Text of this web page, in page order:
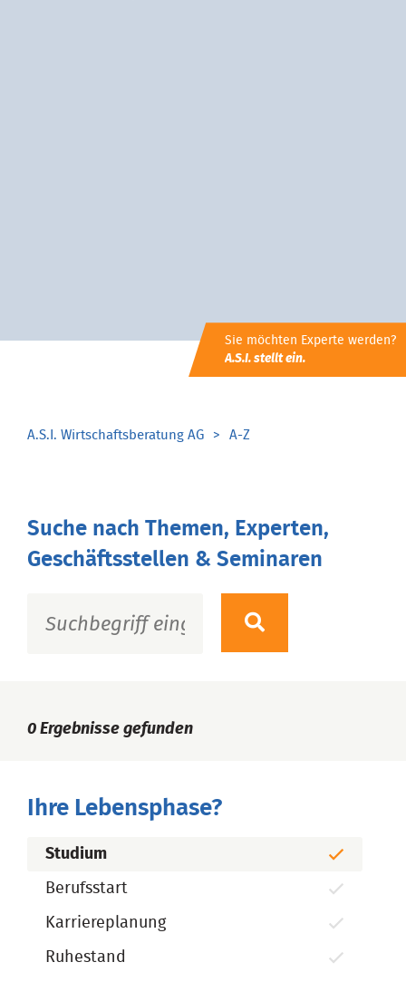
Sie möchten Experte werden?
A.S.I. stellt ein.
A.S.I. Wirtschaftsberatung AG A-Z
Suche nach Themen, Experten,
Geschäftsstellen & Seminaren
0 Ergebnisse gefunden
Ihre Lebensphase?
Studium
Berufsstart
Karriereplanung
Ruhestand